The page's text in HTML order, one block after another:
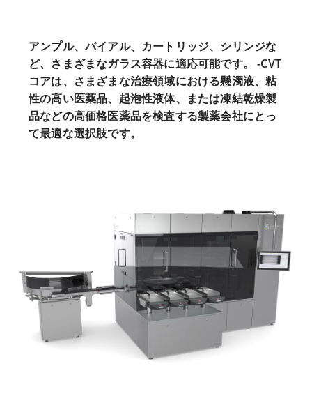
アンプル、バイアル、カートリッジ、シリンジな
ど、さまざまなガラス容器に適応可能です。 -CVT
コアは、さまざまな治療領域における懸濁液、粘
性の高い医薬品、起泡性液体、または凍結乾燥製
品などの高価格医薬品を検査する製薬会社にとっ
て最適な選択肢です。